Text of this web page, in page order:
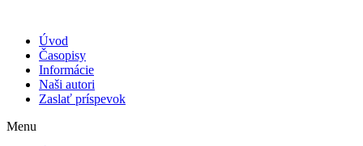
Úvod
Časopisy
Informácie
Naši autori
Zaslať príspevok
Menu